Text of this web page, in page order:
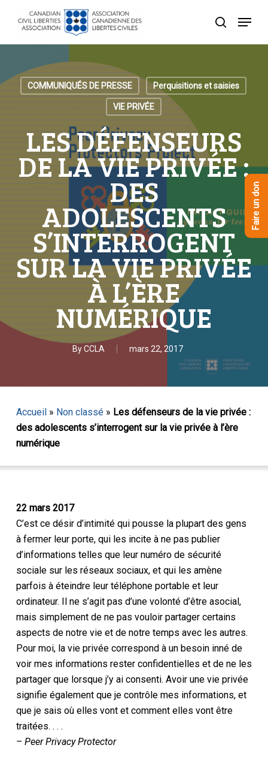
recherche
Menu
COMMUNIQUÉS DE PRESSE Perquisitions et saisies
VIE PRIVÉE
LES DÉFENSEURS
DE LA VIE PRIVÉE :
DES
ADOLESCENTS
S’INTERROGENT
SUR LA VIE PRIVÉE
À L’ÈRE
NUMÉRIQUE
By CCLA mars 22, 2017
Accueil» Non classé» Les défenseurs de la vie privée :
des adolescents s’interrogent sur la vie privée à l’ère
numérique
22 mars 2017
C’est ce désir d’intimité qui pousse la plupart des gens
à fermer leur porte, qui les incite à ne pas publier
d’informations telles que leur numéro de sécurité
sociale sur les réseaux sociaux, et qui les amène
parfois à éteindre leur téléphone portable et leur
ordinateur. Il ne s’agit pas d’une volonté d’être asocial,
mais simplement de ne pas vouloir partager certains
aspects de notre vie et de notre temps avec les autres.
Pour moi, la vie privée correspond à un besoin inné de
voir mes informations rester confidentielles et de ne les
partager que lorsque j’y ai consenti. Avoir une vie privée
signifie également que je contrôle mes informations, et
que je sais où elles vont et comment elles vont être
traitées. . . .
– Peer Privacy Protector
Faire un don